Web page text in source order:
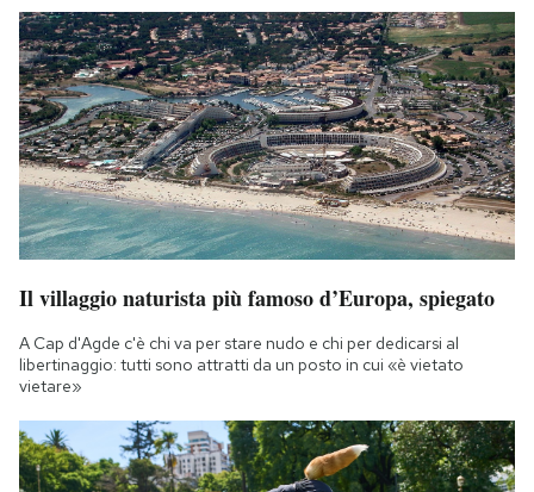
Il villaggio naturista più famoso d’Europa, spiegato
A Cap d'Agde c'è chi va per stare nudo e chi per dedicarsi al
libertinaggio: tutti sono attratti da un posto in cui «è vietato
vietare»